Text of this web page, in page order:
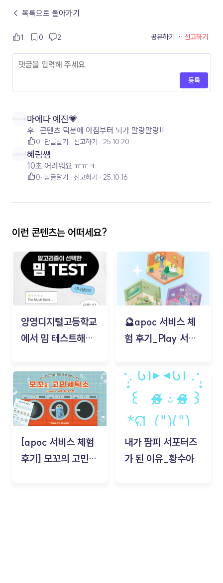
← 목록으로 돌아가기
1 0 2 공유하기 · 신고하기
등록
마에다 예진💗
후.. 콘텐츠 덕분에 아침부터 뇌가 말랑말랑!!
0 답글달기 신고하기 25.10.20
혜림쌤
10초 어려워요 ㅠㅠㅋ
0 답글달기 신고하기 25.10.16
이런 콘텐츠는 어떠세요?
양영디지털고등학교
에서 밈 테스트해보
🔮apoc 서비스 체
험 후기_Play 서비
김태현
[apoc 서비스 체험
후기] 모꼬의 고민세
내가 팜피 서포터즈
가 된 이유_황수아